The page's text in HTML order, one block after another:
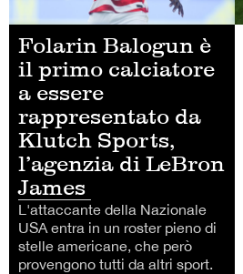
Folarin Balogun è
il primo calciatore
a essere
rappresentato da
Klutch Sports,
l’agenzia di LeBron
James
L'attaccante della Nazionale
USA entra in un roster pieno di
stelle americane, che però
provengono tutti da altri sport.